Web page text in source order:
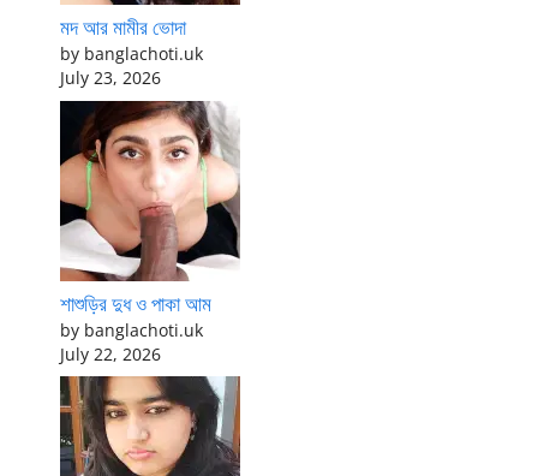
মদ আর মামীর ভোদা
by banglachoti.uk
July 23, 2026
শাশুড়ির দুধ ও পাকা আম
by banglachoti.uk
July 22, 2026